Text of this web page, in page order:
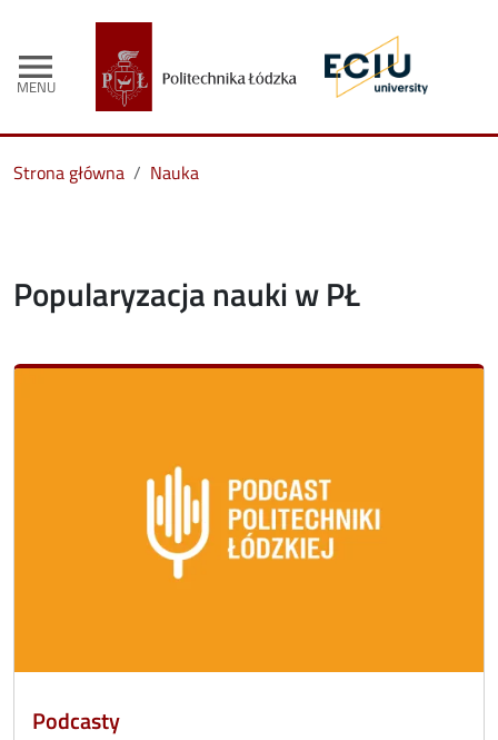
menu
MENU
Strona główna Nauka
Popularyzacja nauki w PŁ
Podcasty